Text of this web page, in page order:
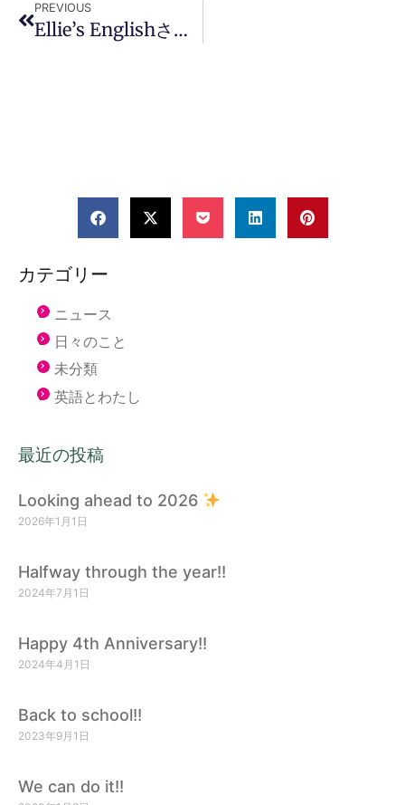
PREVIOUS
Ellie’s Englishさま2022_007
カテゴリー
ニュース
日々のこと
未分類
英語とわたし
最近の投稿
Looking ahead to 2026
2026年1月1日
Halfway through the year!!
2024年7月1日
Happy 4th Anniversary!!
2024年4月1日
Back to school!!
2023年9月1日
We can do it!!